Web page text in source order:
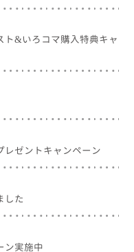
ト&いろコマ購入特典キャ
レゼントキャンペーン
した
ン実施中